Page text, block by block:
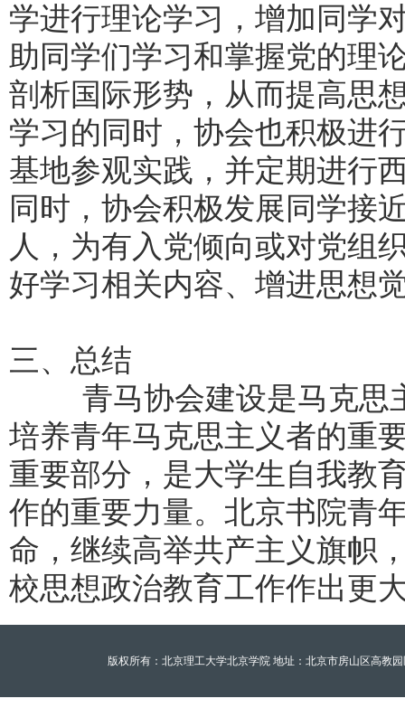
学进行理论学习，增加同学
助同学们学习和掌握党的理
剖析国际形势，从而提高思
学习的同时，协会也积极进
基地参观实践，并定期进行
同时，协会积极发展同学接
人，为有入党倾向或对党组
好学习相关内容、增进思想
三、总结
青马协会建设是马克思主
培养青年马克思主义者的重
重要部分，是大学生自我教
作的重要力量。北京书院青
命，继续高举共产主义旗帜
校思想政治教育工作作出更
版权所有：北京理工大学北京学院 地址：北京市房山区高教园